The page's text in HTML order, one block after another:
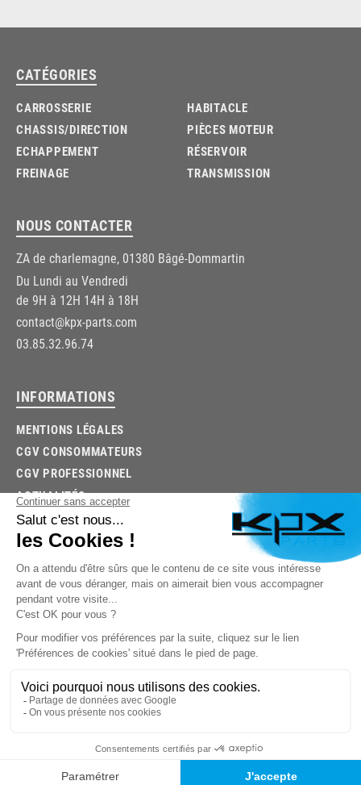
03.85.32.96.74
© 2026 -KPX PARTS- SITE CRÉÉ PARLET'S CLIC
CATÉGORIES
CARROSSERIE
CHASSIS/DIRECTION
ECHAPPEMENT
FREINAGE
HABITACLE
PIÈCES MOTEUR
RÉSERVOIR
TRANSMISSION
NOUS CONTACTER
ZA de charlemagne, 01380 Bâgé-Dommartin
Du Lundi au Vendredi
de 9H à 12H 14H à 18H
contact@kpx-parts.com
03.85.32.96.74
INFORMATIONS
MENTIONS LÉGALES
CGV CONSOMMATEURS
CGV PROFESSIONNEL
ACTUALITÉS
TROUVEZ LA BONNE PIÈCE RAPIDEMENT
03.85.32.96.74